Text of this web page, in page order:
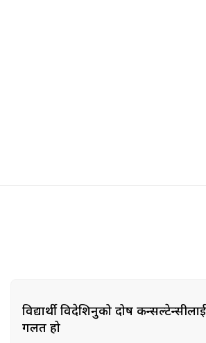
विद्यार्थी विदेशिनुको दोष
गलत हो